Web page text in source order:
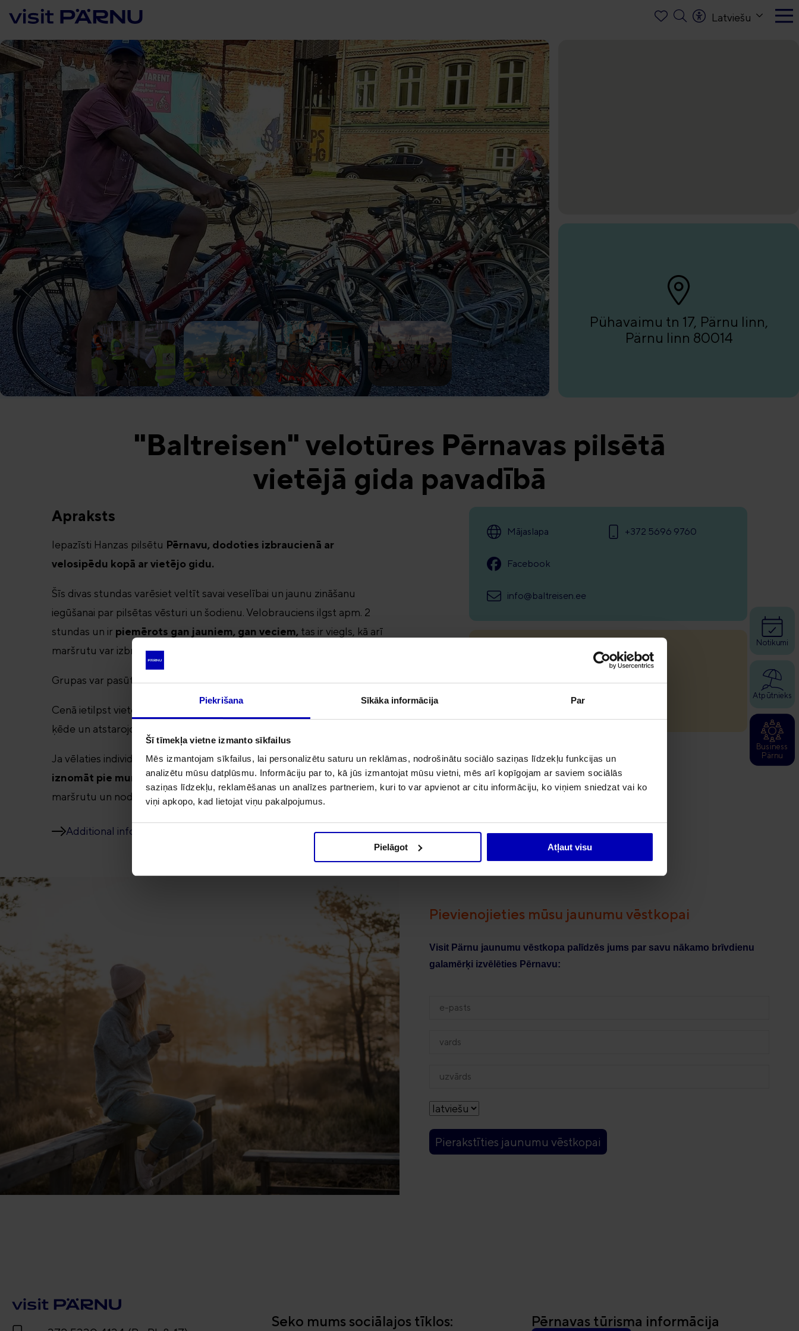
Piekrišana Sīkāka informācija Par
Šī tīmekļa vietne izmanto sīkfailus
Mēs izmantojam sīkfailus, lai personalizētu saturu un reklāmas, nodrošinātu sociālo saziņas līdzekļu funkcijas un
analizētu mūsu datplūsmu. Informāciju par to, kā jūs izmantojat mūsu vietni, mēs arī kopīgojam ar saviem sociālās
saziņas līdzekļu, reklamēšanas un analīzes partneriem, kuri to var apvienot ar citu informāciju, ko viņiem sniedzat vai ko
viņi apkopo, kad lietojat viņu pakalpojumus.
Pielāgot Atļaut visu
Latviešu
Notikumi
Atpūtnieks
Business
Pärnu
Pühavaimu tn 17, Pärnu linn,
Pärnu linn 80014
"Baltreisen" velotūres Pērnavas pilsētā
vietējā gida pavadībā
Apraksts
Iepazīsti Hanzas pilsētu Pērnavu, dodoties izbraucienā ar
velosipēdu kopā ar vietējo gidu.
Šīs divas stundas varēsiet veltīt savai veselībai un jaunu zināšanu
iegūšanai par pilsētas vēsturi un šodienu. Velobrauciens ilgst apm. 2
stundas un ir piemērots gan jauniem, gan veciem, tas ir viegls, kā arī
maršrutu var izbraukt arī bērni.
Grupas var pasūtīt ekskursijasdažādās valodās.
Cenā ietilpst vietējā gida pakalpojumi, velosipēds, ķivere, saslēgšanas
ķēde un atstarojoša veste.
Ja vēlaties individuālu iepazīt Pērnavas pilsētu un apriņķi, varat
iznomāt pie mums velosipēdu. Mēs sniegsim ieteikumus par
maršrutu un nodrošināsim jūs ar karti!
Additional information
Mājaslapa +372 5696 9760
Facebook
info@baltreisen.ee
Pievienojieties mūsu jaunumu vēstkopai
Visit Pärnu jaunumu vēstkopa palīdzēs jums par savu nākamo brīvdienu
galamērķi izvēlēties Pērnavu:
Pierakstīties jaunumu vēstkopai
Seko mums sociālajos tīklos: Pērnavas tūrisma informācija